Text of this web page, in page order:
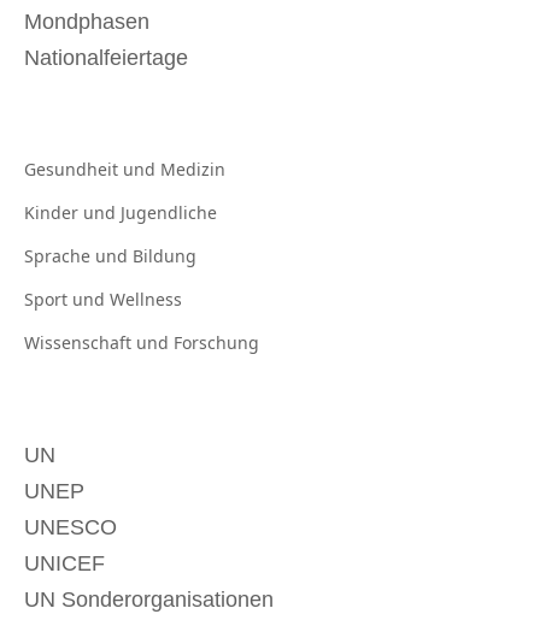
Mondphasen
Nationalfeiertage
Gesundheit und Medizin
Kinder und Jugendliche
Sprache und Bildung
Sport und Wellness
Wissenschaft und Forschung
UN
UNEP
UNESCO
UNICEF
UN Sonderorganisationen